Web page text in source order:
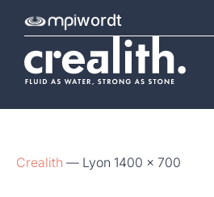
wordt
Crealith — Lyon 1400 x 700